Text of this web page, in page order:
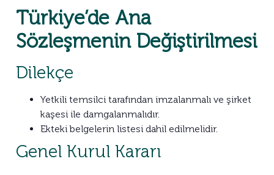
Türkiye’de Ana
Sözleşmenin Değiştirilmesi
Dilekçe
Yetkili temsilci tarafından imzalanmalı ve şirket
kaşesi ile damgalanmalıdır.
Ekteki belgelerin listesi dahil edilmelidir.
Genel Kurul Kararı